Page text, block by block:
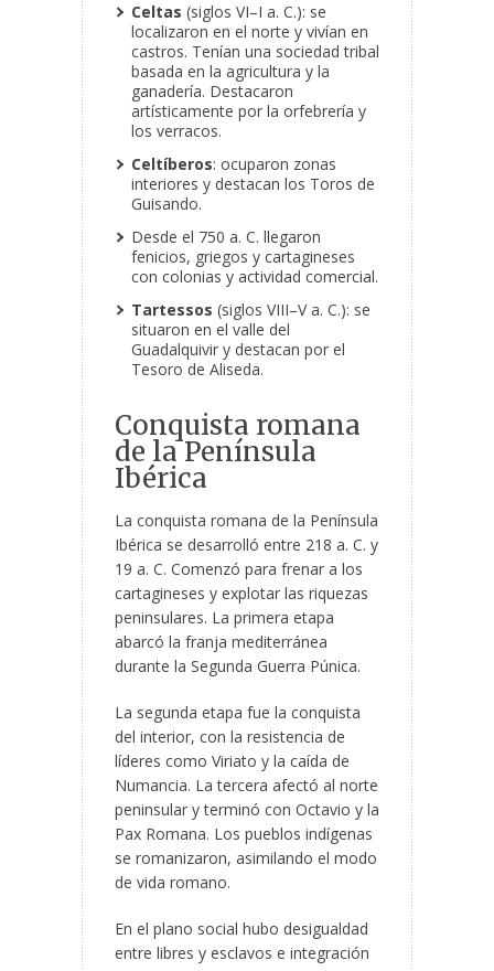
Celtas (siglos VI–I a. C.): se
localizaron en el norte y vivían en
castros. Tenían una sociedad tribal
basada en la agricultura y la
ganadería. Destacaron
artísticamente por la orfebrería y
los verracos.
Celtíberos: ocuparon zonas
interiores y destacan los Toros de
Guisando.
Desde el 750 a. C. llegaron
fenicios, griegos y cartagineses
con colonias y actividad comercial.
Tartessos (siglos VIII–V a. C.): se
situaron en el valle del
Guadalquivir y destacan por el
Tesoro de Aliseda.
Conquista romana
de la Península
Ibérica
La conquista romana de la Península
Ibérica se desarrolló entre 218 a. C. y
19 a. C. Comenzó para frenar a los
cartagineses y explotar las riquezas
peninsulares. La primera etapa
abarcó la franja mediterránea
durante la Segunda Guerra Púnica.
La segunda etapa fue la conquista
del interior, con la resistencia de
líderes como Viriato y la caída de
Numancia. La tercera afectó al norte
peninsular y terminó con Octavio y la
Pax Romana. Los pueblos indígenas
se romanizaron, asimilando el modo
de vida romano.
En el plano social hubo desigualdad
entre libres y esclavos e integración